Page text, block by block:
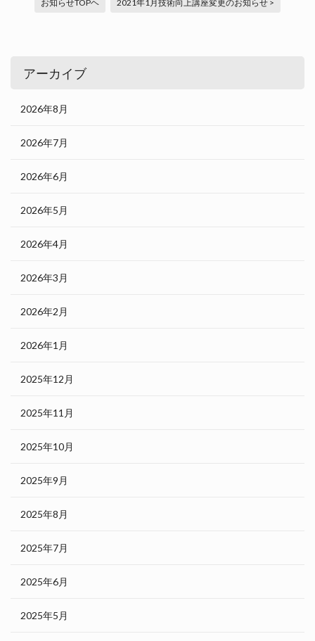
お知らせTOPヘ 2021年1月技術向上講座変更のお知らせ >
アーカイブ
2026年8月
2026年7月
2026年6月
2026年5月
2026年4月
2026年3月
2026年2月
2026年1月
2025年12月
2025年11月
2025年10月
2025年9月
2025年8月
2025年7月
2025年6月
2025年5月